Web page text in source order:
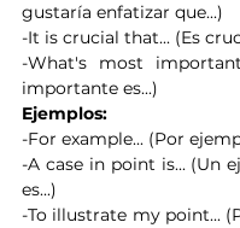
gustaría enfatizar que...)
-It is crucial that... (Es
-What's most
importante es...)
Ejemplos:
-For example... (Por
-A case in point is... (Un
es...)
-To illustrate my point...